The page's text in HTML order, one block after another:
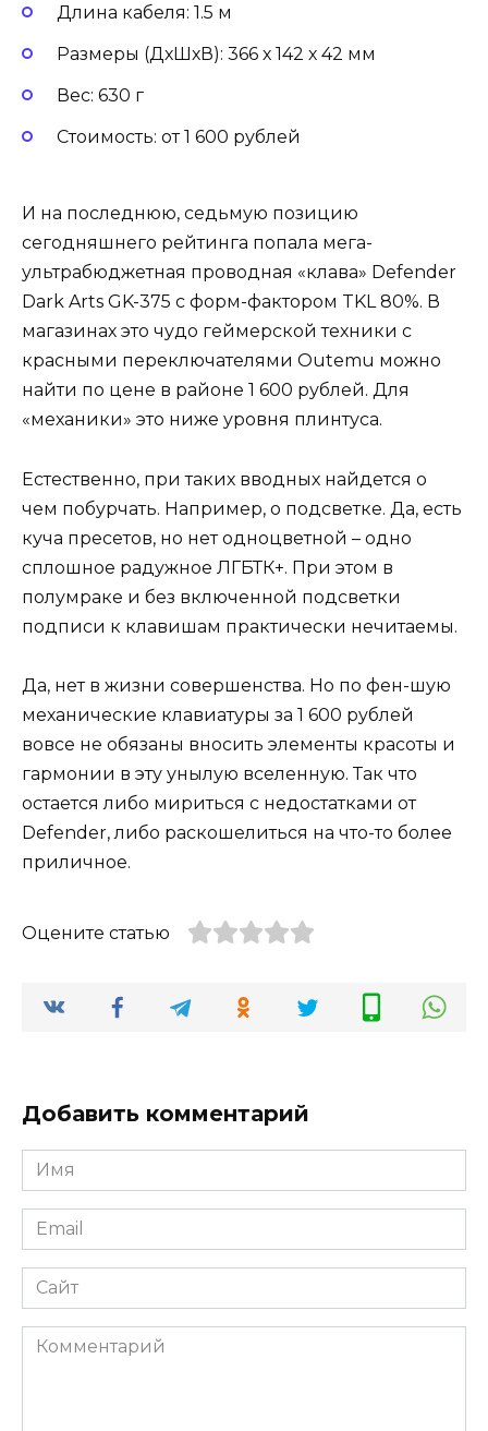
Длина кабеля: 1.5 м
Размеры (ДхШхВ): 366 х 142 х 42 мм
Вес: 630 г
Стоимость: от 1 600 рублей
И на последнюю, седьмую позицию
сегодняшнего рейтинга попала мега-
ультрабюджетная проводная «клава» Defender
Dark Arts GK-375 с форм-фактором TKL 80%. В
магазинах это чудо геймерской техники с
красными переключателями Outemu можно
найти по цене в районе 1 600 рублей. Для
«механики» это ниже уровня плинтуса.
Естественно, при таких вводных найдется о
чем побурчать. Например, о подсветке. Да, есть
куча пресетов, но нет одноцветной – одно
сплошное радужное ЛГБТК+. При этом в
полумраке и без включенной подсветки
подписи к клавишам практически нечитаемы.
Да, нет в жизни совершенства. Но по фен-шую
механические клавиатуры за 1 600 рублей
вовсе не обязаны вносить элементы красоты и
гармонии в эту унылую вселенную. Так что
остается либо мириться с недостатками от
Defender, либо раскошелиться на что-то более
приличное.
Оцените статью
Добавить комментарий
Имя
Email
Сайт
Комментарий